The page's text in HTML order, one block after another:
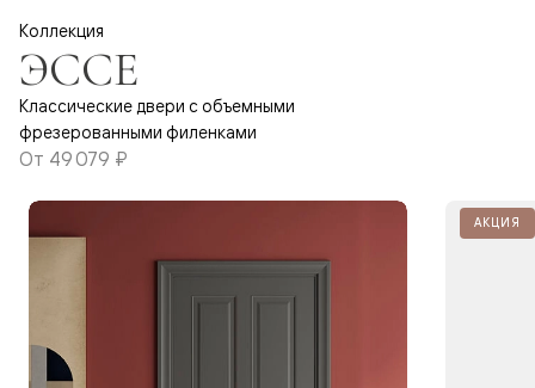
Коллекция
ЭССЕ
Классические двери с объемными
фрезерованными филенками
От 49 079 ₽
АКЦИЯ